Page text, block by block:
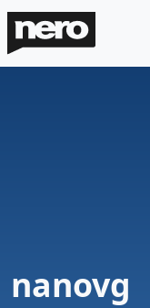
nanovg